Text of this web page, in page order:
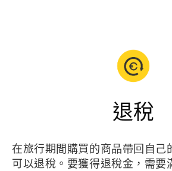
退稅
在旅行期間購買的商品帶回自己的國家，在出境時
可以退稅。要獲得退稅金，需要